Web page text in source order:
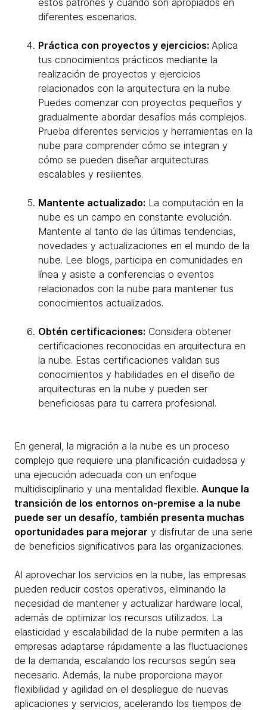
estos patrones y cuándo son apropiados en
diferentes escenarios.
Práctica con proyectos y ejercicios: Aplica
tus conocimientos prácticos mediante la
realización de proyectos y ejercicios
relacionados con la arquitectura en la nube.
Puedes comenzar con proyectos pequeños y
gradualmente abordar desafíos más complejos.
Prueba diferentes servicios y herramientas en la
nube para comprender cómo se integran y
cómo se pueden diseñar arquitecturas
escalables y resilientes.
Mantente actualizado: La computación en la
nube es un campo en constante evolución.
Mantente al tanto de las últimas tendencias,
novedades y actualizaciones en el mundo de la
nube. Lee blogs, participa en comunidades en
línea y asiste a conferencias o eventos
relacionados con la nube para mantener tus
conocimientos actualizados.
Obtén certificaciones: Considera obtener
certificaciones reconocidas en arquitectura en
la nube. Estas certificaciones validan sus
conocimientos y habilidades en el diseño de
arquitecturas en la nube y pueden ser
beneficiosas para tu carrera profesional.
En general, la migración a la nube es un proceso
complejo que requiere una planificación cuidadosa y
una ejecución adecuada con un enfoque
multidisciplinario y una mentalidad flexible. Aunque la
transición de los entornos on-premise a la nube
puede ser un desafío, también presenta muchas
oportunidades para mejorar y disfrutar de una serie
de beneficios significativos para las organizaciones.
Al aprovechar los servicios en la nube, las empresas
pueden reducir costos operativos, eliminando la
necesidad de mantener y actualizar hardware local,
además de optimizar los recursos utilizados. La
elasticidad y escalabilidad de la nube permiten a las
empresas adaptarse rápidamente a las fluctuaciones
de la demanda, escalando los recursos según sea
necesario. Además, la nube proporciona mayor
flexibilidad y agilidad en el despliegue de nuevas
aplicaciones y servicios, acelerando los tiempos de